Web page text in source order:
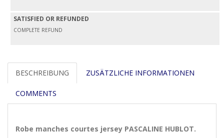
SATISFIED OR REFUNDED
COMPLETE REFUND
BESCHREIBUNG ZUSÄTZLICHE INFORMATIONEN
COMMENTS
Robe manches courtes jersey PASCALINE HUBLOT.